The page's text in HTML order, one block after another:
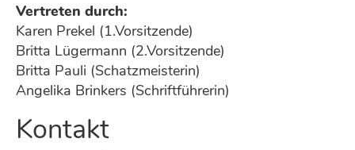
Vertreten durch:
Karen Prekel (1.Vorsitzende)
Britta Lügermann (2.Vorsitzende)
Britta Pauli (Schatzmeisterin)
Angelika Brinkers (Schriftführerin)
Kontakt